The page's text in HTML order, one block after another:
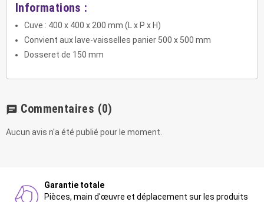
Informations :
Cuve : 400 x 400 x 200 mm (L x P x H)
Convient aux lave-vaisselles panier 500 x 500 mm
Dosseret de 150 mm
chat Commentaires (0)
Aucun avis n'a été publié pour le moment.
Garantie totale
Pièces, main d'œuvre et déplacement sur les produits